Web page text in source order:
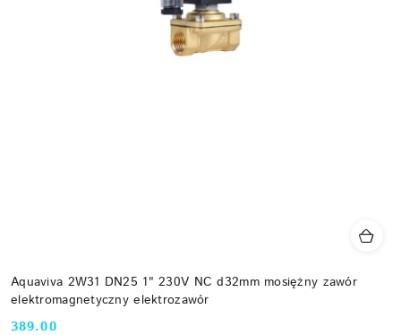
Aquaviva 2W31 DN25 1" 230V NC d32mm mosiężny zawór
elektromagnetyczny elektrozawór
389.00